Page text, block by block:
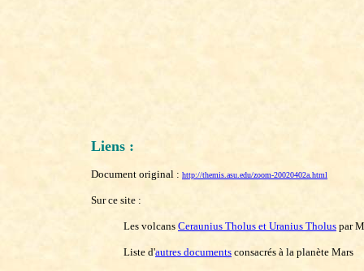
Liens :
Document original : http://themis.asu.edu/zoom-20020402a.html
Sur ce site :
Les volcans Ceraunius Tholus et Uranius Tholus par
Liste d'autres documents consacrés à la planète Mars